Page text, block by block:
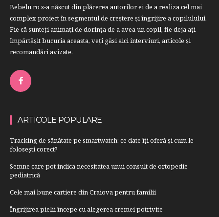
Bebelu.ro s-a născut din plăcerea autorilor ei de a realiza cel mai
complex proiect în segmentul de creştere şi îngrijire a copilulului.
Fie că sunteţi animaţi de dorinţa de a avea un copil, fie deja aţi
împărtăşit bucuria aceasta, veți găsi aici interviuri, articole şi
recomandări avizate.
ARTICOLE POPULARE
Tracking de sănătate pe smartwatch: ce date îți oferă și cum le
folosești corect?
Semne care pot indica necesitatea unui consult de ortopedie
pediatrică
Cele mai bune cartiere din Craiova pentru familii
Îngrijirea pielii începe cu alegerea cremei potrivite